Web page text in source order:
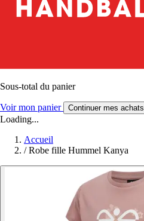
Sous-total du panier
Voir mon panier Continuer mes achats
Loading...
Accueil
/ Robe fille Hummel Kanya